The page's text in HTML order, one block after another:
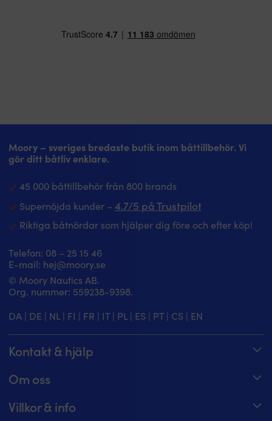
Moory – sveriges bredaste butik inom båttillbehör. Vi
gör ditt båtliv enklare.
45 000 båttillbehör från 800 brands
Supernöjda kunder – 4.7/5 på Trustpilot
Riktiga båtnördar som hjälper dig före och efter köp!
Telefon: 08 – 25 15 46
E-mail: hej@moory.se
© Moory Nautics AB.
Org. nummer: 5‍59238-9398.
DA | DE | NL | FI | FR | IT| PL | ES | PT| CS | EN
Kontakt & hjälp
08 – 25 15 46 – telefontider alla dagar 8 – 20
Om oss
Villkor & info